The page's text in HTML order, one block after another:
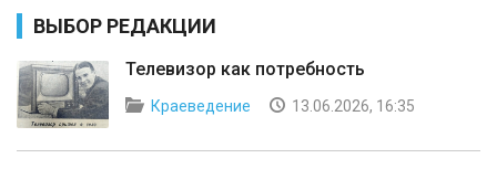
ВЫБОР РЕДАКЦИИ
Телевизор как потребность
Краеведение 13.06.2026, 16:35